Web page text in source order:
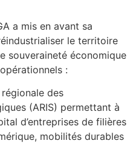
a mis en avant sa
le territoire
souveraineté économique
:
régionale des
(ARIS) permettant à
d’entreprises de filières
mobilités durables